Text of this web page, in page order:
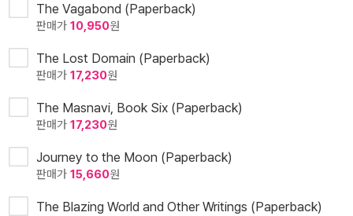
The Vagabond (Paperback)
판매가 10,950원
The Lost Domain (Paperback)
판매가 17,230원
The Masnavi, Book Six (Paperback)
판매가 17,230원
Journey to the Moon (Paperback)
판매가 15,660원
The Blazing World and Other Writings (Paperback)